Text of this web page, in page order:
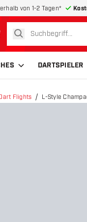
von 1-2 Tagen*
suchen
DARTSPIELER
Flights L-Style